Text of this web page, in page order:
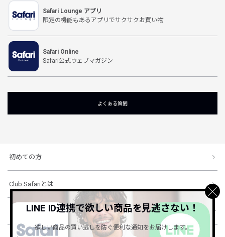
Safari Lounge アプリ
限定の機能もあるアプリでサクサクお買い物
Safari Online
Safari公式ウェブマガジン
よくある質問
初めての方
Club Safariとは
ショッピングガイド
LINE ID連携で欲しい商品を見逃さない！
欲しい商品の買い逃しを防ぐ便利な通知をお届けします。